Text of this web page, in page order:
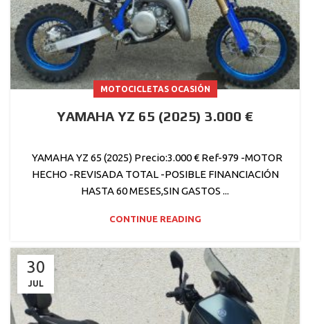
MOTOCICLETAS OCASIÓN
YAMAHA YZ 65 (2025) 3.000 €
YAMAHA YZ 65 (2025) Precio:3.000 € Ref-979 -MOTOR
HECHO -REVISADA TOTAL -POSIBLE FINANCIACIÓN
HASTA 60 MESES,SIN GASTOS ...
CONTINUE READING
30
JUL